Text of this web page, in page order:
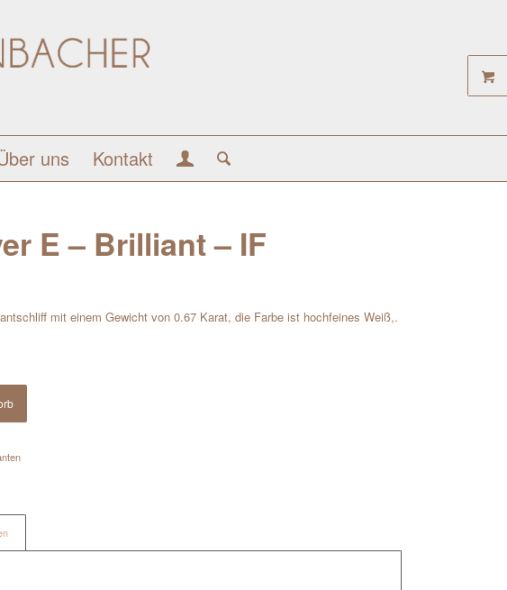
uns Kontakt
E – Brilliant – IF
mit einem Gewicht von 0.67 Karat, die Farbe ist hochfeines Weiß,.